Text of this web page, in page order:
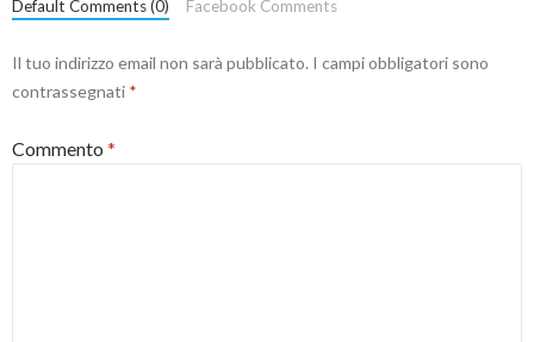
Default Comments (0) Facebook Comments
Il tuo indirizzo email non sarà pubblicato. I campi obbligatori sono
contrassegnati *
Commento *